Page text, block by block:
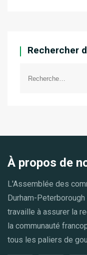
Rechercher
À propos de
L'Assemblée des
Durham-
travaille à assurer la
la communauté
tous les paliers de